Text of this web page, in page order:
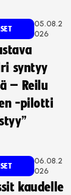
05.08.2
026
syntyy
– Reilu
-pilotti
06.08.2
026
kaudelle